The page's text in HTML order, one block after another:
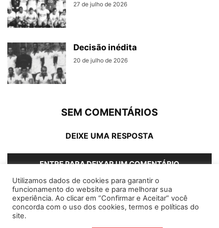
27 de julho de 2026
Decisão inédita
20 de julho de 2026
SEM COMENTÁRIOS
DEIXE UMA RESPOSTA
ENTRE PARA DEIXAR UM COMENTÁRIO
Home Editorias Coluna Social Grampos
Utilizamos dados de cookies para garantir o
funcionamento do website e para melhorar sua
experiência. Ao clicar em “Confirmar e Aceitar” você
concorda com o uso dos cookies, termos e políticas do
site.